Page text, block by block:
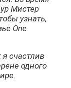
Мистер
узнать,
One
счастлив
одного